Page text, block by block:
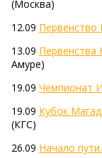
(Москва)
12.09 Первенство
13.09 Первенства
Амуре)
19.09 Чемпионат
19.09 Кубок
(КГС)
26.09 Начало